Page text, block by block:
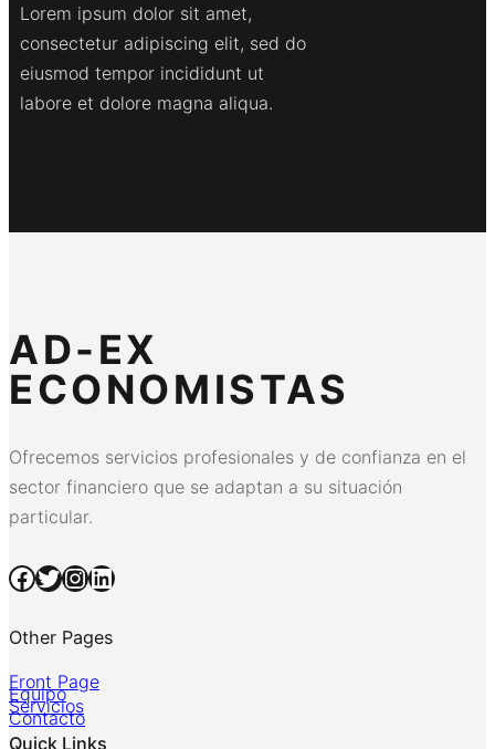
Lorem ipsum dolor sit amet,
consectetur adipiscing elit, sed do
eiusmod tempor incididunt ut
labore et dolore magna aliqua.
AD-EX
ECONOMISTAS
Ofrecemos servicios profesionales y de confianza en el
sector financiero que se adaptan a su situación
particular.
Facebook Twitter InstagramLinkedIn
Other Pages
Front Page
Equipo
Servicios
Contacto
Quick Links